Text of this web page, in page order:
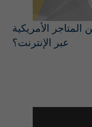
الأمريكية
عبر الإنترنت؟